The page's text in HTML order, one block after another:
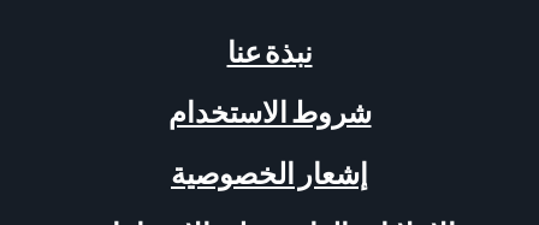
نبذة عنا
شروط الاستخدام
إشعار الخصوصية